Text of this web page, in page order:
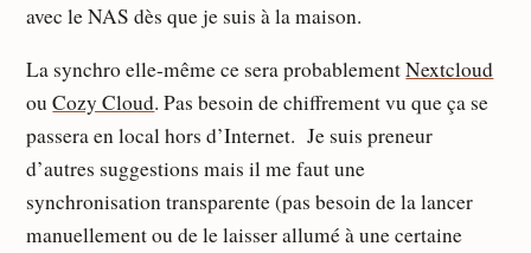
avec le NAS dès que je suis à la maison.
La synchro elle-même ce sera probablementNextcloud
ouCozy Cloud. Pas besoin de chiffrement vu que ça se
passera en local hors d’Internet. Je suis preneur
d’autres suggestions mais il me faut une
synchronisation transparente (pas besoin de la lancer
manuellement ou de le laisser allumé à une certaine